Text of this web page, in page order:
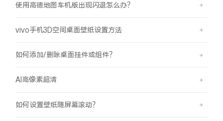
使用高德地图车机版出现闪退怎么办？
vivo手机3D空间桌面壁纸设置方法
如何添加/删除桌面挂件或组件？
AI高像素超清
如何设置壁纸随屏幕滚动？